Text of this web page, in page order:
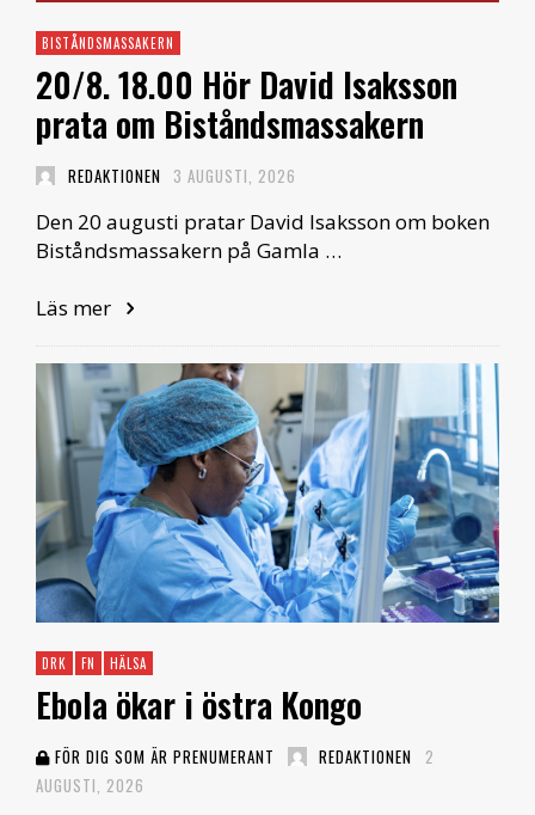
BISTÅNDSMASSAKERN
20/8. 18.00 Hör David Isaksson
prata om Biståndsmassakern
REDAKTIONEN 3 AUGUSTI, 2026
Den 20 augusti pratar David Isaksson om boken
Biståndsmassakern på Gamla …
Läs mer
DRK FN HÄLSA
Ebola ökar i östra Kongo
FÖR DIG SOM ÄR PRENUMERANT REDAKTIONEN
2
AUGUSTI, 2026